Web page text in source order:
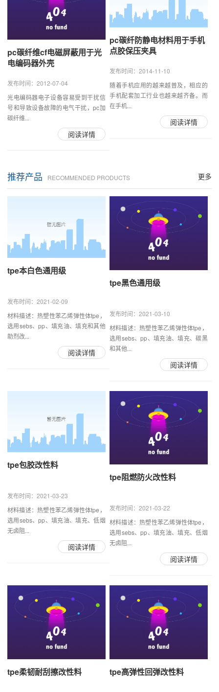
pc碳纤维cf电磁屏蔽用于光
电编码器外壳
发布时间：2012-07-04
光电编码器电子设备容易受到干扰信
号和导致设备故障的电气干扰，pc加
碳纤维...
阅读详情
pc碳纤防静电材料用于手机
点胶保压夹具
发布时间：2014-11-10
随着手机应用的越来越普及，相应的
手机配套加工行业也越来越齐备。而
在手机...
阅读详情
更多
推荐产品 RECOMMENDED PRODUCTS
tpe本白色通用级
发布时间：2021-02-09
材料描述：热塑性苯乙烯弹性体tpe，
选用sebs、pp、填充油、填充和其他
助剂改...
阅读详情
tpe黑色通用级
发布时间：2021-03-10
材料描述：热塑性苯乙烯弹性体tpe，
选用sebs、pp、填充油、填充、碳黑
和其他...
阅读详情
tpe包胶改性料
发布时间：2021-03-23
材料描述：热塑性苯乙烯弹性体tpe，
选用sebs、pp、填充油、填充、低烟
无卤阻...
阅读详情
tpe阻燃防火改性料
发布时间：2021-03-22
材料描述：热塑性苯乙烯弹性体tpe，
选用sebs、pp、填充油、填充、低烟
无卤阻...
阅读详情
tpe柔韧耐刮擦改性料 tpe高弹性回弹改性料